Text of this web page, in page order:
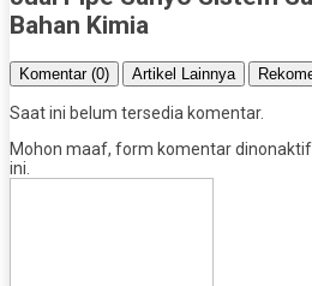
Bahan Kimia
Komentar (0) Artikel Lainnya
Saat ini belum tersedia komentar.
Mohon maaf, form komentar
ini.